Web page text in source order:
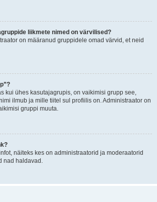
liikmete nimed on värvilised?
on määranud gruppidele omad värvid, et neid
kui ühes kasutajagrupis, on vaikimisi grupp see,
ilmub ja mille tiitel sul profiilis on. Administraator on
gruppi muuta.
näiteks kes on administraatorid ja moderaatorid
nad haldavad.